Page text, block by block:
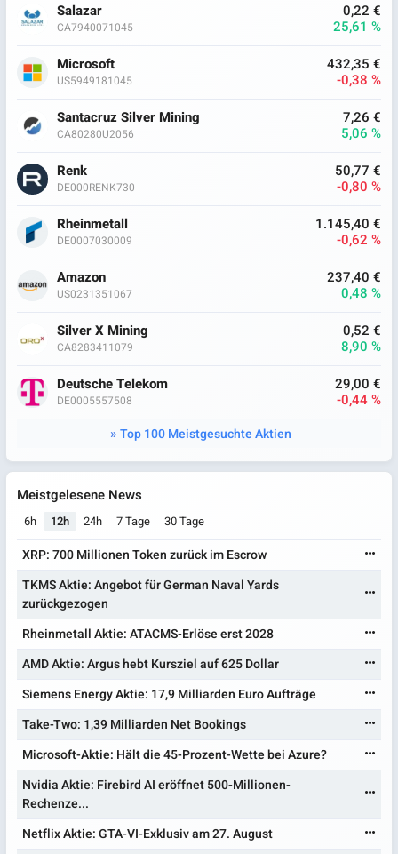
Salazar
CA7940071045
0,22 €
25,61 %
Microsoft
US5949181045
432,35 €
-0,38 %
Santacruz Silver Mining
CA80280U2056
7,26 €
5,06 %
Renk
DE000RENK730
50,77 €
-0,80 %
Rheinmetall
DE0007030009
1.145,40 €
-0,62 %
Amazon
US0231351067
237,40 €
0,48 %
Silver X Mining
CA8283411079
0,52 €
8,90 %
Deutsche Telekom
DE0005557508
29,00 €
-0,44 %
Top 100 Meistgesuchte Aktien
Meistgelesene News
6h 12h 24h 7 Tage 30 Tage
XRP: 700 Millionen Token zurück im Escrow
TKMS Aktie: Angebot für German Naval Yards
zurückgezogen
Rheinmetall Aktie: ATACMS-Erlöse erst 2028
AMD Aktie: Argus hebt Kursziel auf 625 Dollar
Siemens Energy Aktie: 17,9 Milliarden Euro Aufträge
Take-Two: 1,39 Milliarden Net Bookings
Microsoft-Aktie: Hält die 45-Prozent-Wette bei Azure?
Nvidia Aktie: Firebird AI eröffnet 500-Millionen-
Rechenze...
Netflix Aktie: GTA-VI-Exklusiv am 27. August